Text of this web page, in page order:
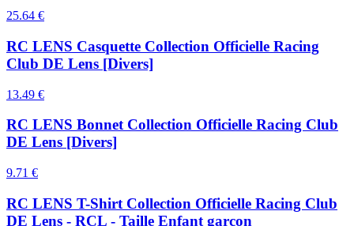
25.64 €
RC LENS Casquette Collection Officielle Racing
Club DE Lens [Divers]
13.49 €
RC LENS Bonnet Collection Officielle Racing Club
DE Lens [Divers]
9.71 €
RC LENS T-Shirt Collection Officielle Racing Club
DE Lens - RCL - Taille Enfant garçon